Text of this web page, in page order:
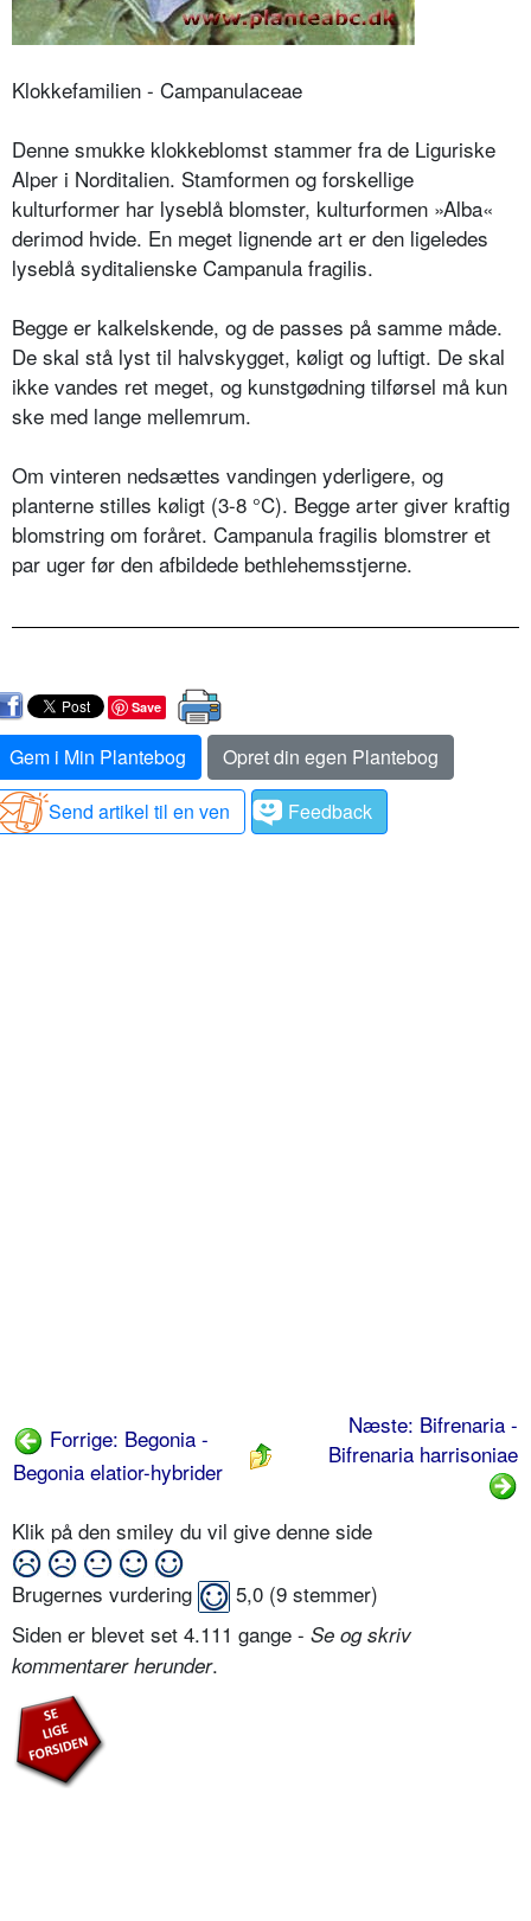
Klokkefamilien - Campanulaceae
Denne smukke klokkeblomst stammer fra de Liguriske
Alper i Norditalien. Stamformen og forskellige
kulturformer har lyseblå blomster, kulturformen »Alba«
derimod hvide. En meget lignende art er den ligeledes
lyseblå syditalienske Campanula fragilis.
Begge er kalkelskende, og de passes på samme måde.
De skal stå lyst til halvskygget, køligt og luftigt. De skal
ikke vandes ret meget, og kunstgødning tilførsel må kun
ske med lange mellemrum.
Om vinteren nedsættes vandingen yderligere, og
planterne stilles køligt (3-8 °C). Begge arter giver kraftig
blomstring om foråret. Campanula fragilis blomstrer et
par uger før den afbildede bethlehemsstjerne.
Save
Gem i Min Plantebog
Opret din egen Plantebog
Send artikel til en ven
Feedback
Forrige: Begonia -
Begonia elatior-hybrider
Næste: Bifrenaria -
Bifrenaria harrisoniae
Klik på den smiley du vil give denne side
Brugernes vurdering 5,0 (9 stemmer)
Siden er blevet set 4.111 gange - Se og skriv
kommentarer herunder.